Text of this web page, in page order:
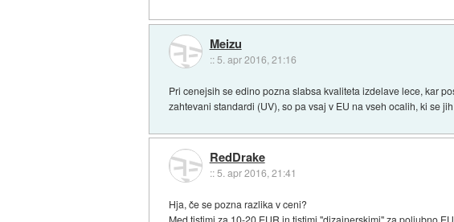
Meizu
:: 5. apr 2016, 21:16
Pri cenejsih se edino pozna slabsa kvaliteta izdelave lece, kar
zahtevani standardi (UV), so pa vsaj v EU na vseh ocalih, ki se
RedDrake
::5. apr 2016, 21:41
Hja, če se pozna razlika v ceni?